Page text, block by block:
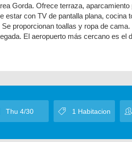
Gorda. Ofrece terraza,
con TV de pantalla plana, cocina
proporcionan toallas y ropa de
El aeropuerto más cercano es el